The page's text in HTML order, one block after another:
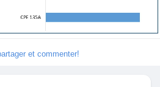
et commenter!